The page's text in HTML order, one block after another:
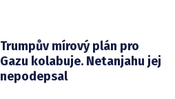
Trumpův mírový plán pro
Gazu kolabuje. Netanjahu jej
nepodepsal